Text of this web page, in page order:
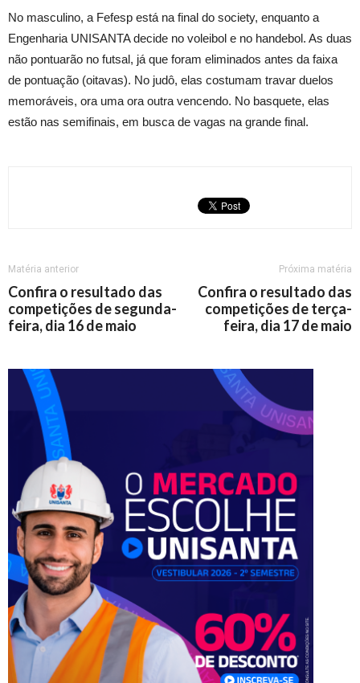
No masculino, a Fefesp está na final do society, enquanto a
Engenharia UNISANTA decide no voleibol e no handebol. As duas
não pontuarão no futsal, já que foram eliminados antes da faixa
de pontuação (oitavas). No judô, elas costumam travar duelos
memoráveis, ora uma ora outra vencendo. No basquete, elas
estão nas semifinais, em busca de vagas na grande final.
Matéria anterior
Confira o resultado das
competições de segunda-
feira, dia 16 de maio
Próxima matéria
Confira o resultado das
competições de terça-
feira, dia 17 de maio